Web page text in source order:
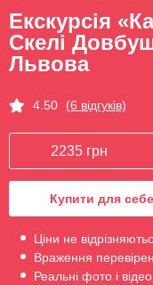
Екскурсія
Скелі
Львова
4.50 (6 відгуків)
2235 грн
Купити для себе
Ціни не
Враження
Реальні фото і